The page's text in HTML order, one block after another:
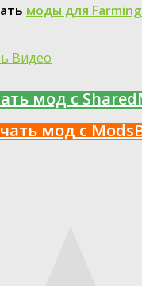
моды для
Видео
мод с
мод с